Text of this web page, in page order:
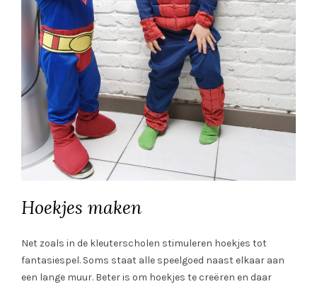
Hoekjes maken
Net zoals in de kleuterscholen stimuleren hoekjes tot
fantasiespel. Soms staat alle speelgoed naast elkaar aan
een lange muur. Beter is om hoekjes te creëren en daar